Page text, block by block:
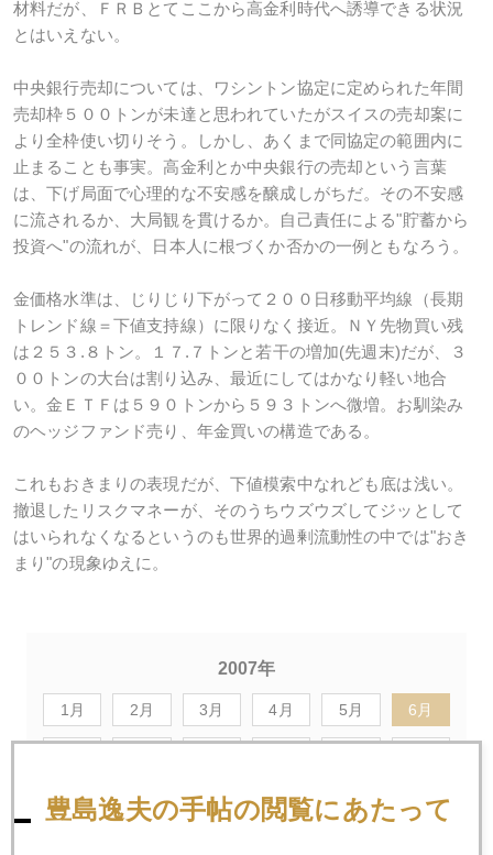
材料だが、ＦＲＢとてここから高金利時代へ誘導できる状況
とはいえない。
中央銀行売却については、ワシントン協定に定められた年間
売却枠５００トンが未達と思われていたがスイスの売却案に
より全枠使い切りそう。しかし、あくまで同協定の範囲内に
止まることも事実。高金利とか中央銀行の売却という言葉
は、下げ局面で心理的な不安感を醸成しがちだ。その不安感
に流されるか、大局観を貫けるか。自己責任による"貯蓄から
投資へ"の流れが、日本人に根づくか否かの一例ともなろう。
金価格水準は、じりじり下がって２００日移動平均線（長期
トレンド線＝下値支持線）に限りなく接近。ＮＹ先物買い残
は２５３.８トン。１７.７トンと若干の増加(先週末)だが、３
００トンの大台は割り込み、最近にしてはかなり軽い地合
い。金ＥＴＦは５９０トンから５９３トンへ微増。お馴染み
のヘッジファンド売り、年金買いの構造である。
これもおきまりの表現だが、下値模索中なれども底は浅い。
撤退したリスクマネーが、そのうちウズウズしてジッとして
はいられなくなるというのも世界的過剰流動性の中では"おき
まり"の現象ゆえに。
2007年
1月 2月 3月 4月 5月 6月
豊島逸夫の手帖の閲覧にあたって